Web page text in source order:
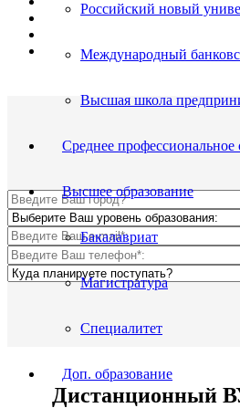
Российский новый
Международный
Высшая школа
Среднее профессиональное
Высшее образование
Бакалавриат
Магистратура
Специалитет
Доп. образование
Цена от 23 000р./семестр
По окончании Вы получите
Дистанционный